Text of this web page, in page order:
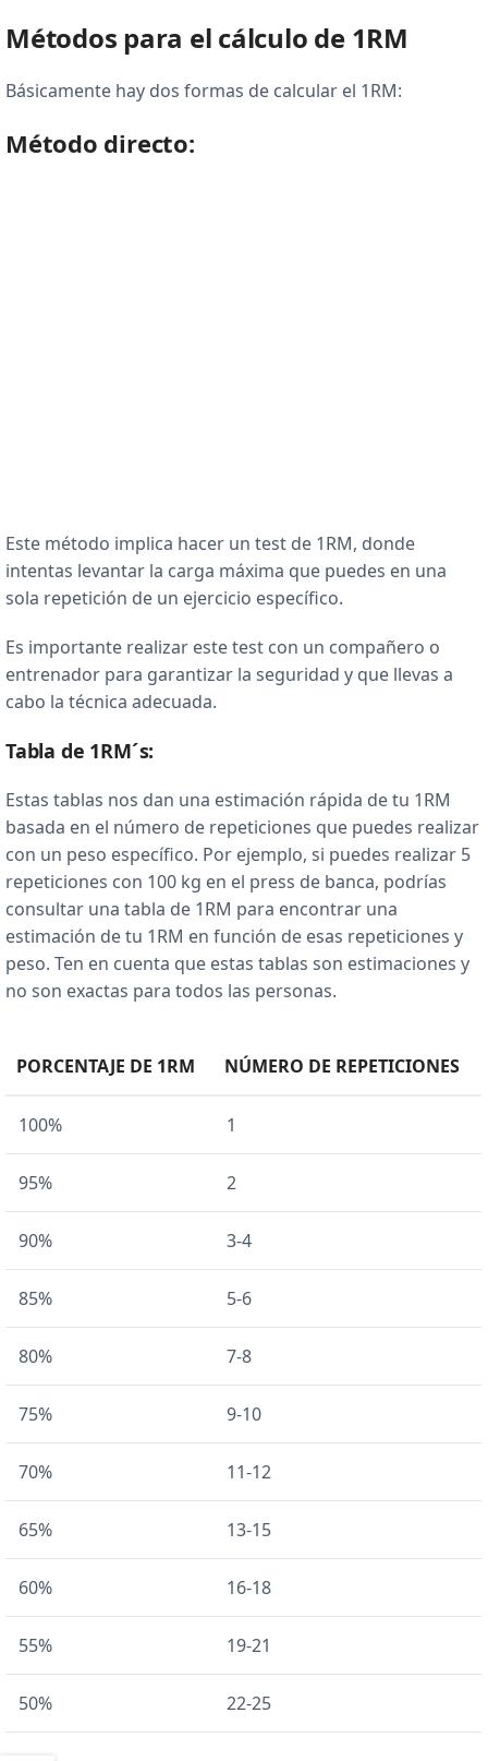
Métodos para el cálculo de 1RM
Básicamente hay dos formas de calcular el 1RM:
Método directo:
Este método implica hacer un test de 1RM, donde
intentas levantar la carga máxima que puedes en una
sola repetición de un ejercicio específico.
Es importante realizar este test con un compañero o
entrenador para garantizar la seguridad y que llevas a
cabo la técnica adecuada.
Tabla de 1RM´s:
Estas tablas nos dan una estimación rápida de tu 1RM
basada en el número de repeticiones que puedes realizar
con un peso específico. Por ejemplo, si puedes realizar 5
repeticiones con 100 kg en el press de banca, podrías
consultar una tabla de 1RM para encontrar una
estimación de tu 1RM en función de esas repeticiones y
peso. Ten en cuenta que estas tablas son estimaciones y
no son exactas para todos las personas.
PORCENTAJE DE 1RM NÚMERO DE REPETICIONES
100% 1
95% 2
90% 3-4
85% 5-6
80% 7-8
75% 9-10
70% 11-12
65% 13-15
60% 16-18
55% 19-21
50% 22-25